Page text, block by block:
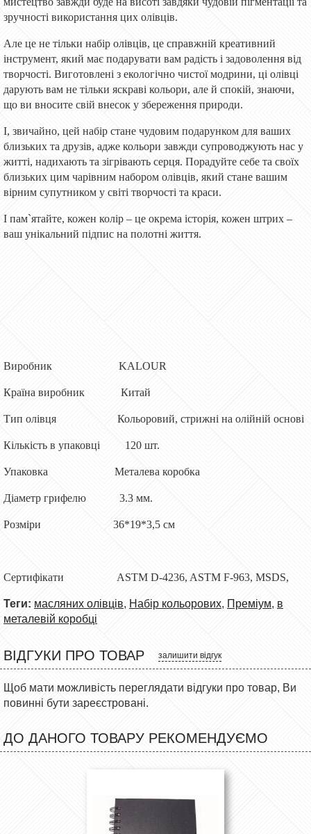
зручності використання цих олівців.
Але це не тільки набір олівців, це справжній креативний
інструмент, який має подарувати вам радість і задоволення від
творчості. Виготовлені з екологічно чистої модрини, ці олівці
дарують вам не тільки яскраві кольори, але й спокій, знаючи,
що ви вносите свій внесок у збереження природи.
І, звичайно, цей набір стане чудовим подарунком для ваших
близьких та друзів, адже кольори завжди супроводжують нас у
житті, надихають та зігрівають серця. Порадуйте себе та своїх
близьких цим чарівним набором олівців, який стане вашим
вірним супутником у світі творчості та краси.
І пам`ятайте, кожен колір – це окрема історія, кожен штрих –
ваш унікальний підпис на полотні життя.
Виробник KALOUR
Країна виробник Китай
Тип олівця Кольоровий, стрижні на олійній основі
Кількість в упаковці 120 шт.
Упаковка Металева коробка
Діаметр грифелю 3.3 мм.
Розміри 36*19*3,5 см
Сертифікати ASTM D-4236, ASTM F-963, MSDS,
Теги: масляних олівців, Набір кольорових, Преміум, в
металевій коробці
ВІДГУКИ ПРО ТОВАР залишити відгук
Щоб мати можливість переглядати відгуки про товар, Ви
повинні бути зареєстровані.
ДО ДАНОГО ТОВАРУ РЕКОМЕНДУЄМО